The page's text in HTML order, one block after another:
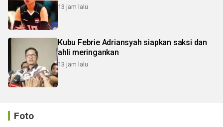
13 jam lalu
Kubu Febrie Adriansyah siapkan saksi dan
ahli meringankan
13 jam lalu
Foto